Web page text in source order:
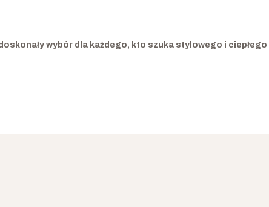
wybór dla każdego, kto szuka stylowego i ciepłego